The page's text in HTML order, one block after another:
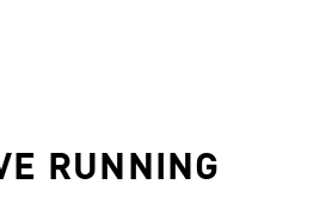
RUNNING